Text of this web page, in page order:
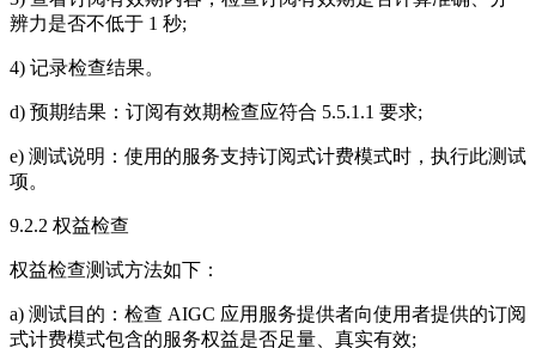
辨力是否不低于 1 秒;
4) 记录检查结果。
d) 预期结果：订阅有效期检查应符合 5.5.1.1 要求;
e) 测试说明：使用的服务支持订阅式计费模式时，执行此测试
项。
9.2.2 权益检查
权益检查测试方法如下：
a) 测试目的：检查 AIGC 应用服务提供者向使用者提供的订阅
式计费模式包含的服务权益是否足量、真实有效;